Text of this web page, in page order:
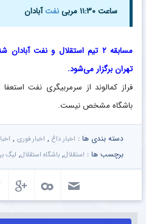
ساعت ۱۱:۳۰ مربی
نفتآبادان
تهران برگزار می‌شود.
فراز کمالوند از سرمربیگری نفت
باشگاه مشخص نیست.
دسته بندی ها : اخبار داغ , اخبار فوری ,
برچسب ها : استقلال, باشگاه استقلال, لیگ